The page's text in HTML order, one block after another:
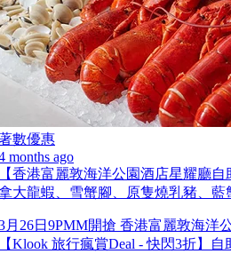
數優惠
months ago
香港富麗敦海洋公園酒店星耀廳自
大龍蝦、雪蟹腳、原隻燒乳豬、藍
月26日9PMM開搶 香港富麗敦海洋
Klook 旅行瘋賞Deal - 快閃3折】